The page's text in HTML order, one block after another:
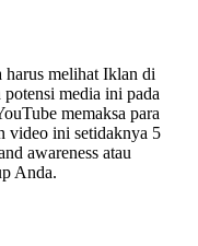
melihat Iklan di
media ini pada
memaksa para
video ini setidaknya 5
awareness atau
Anda.